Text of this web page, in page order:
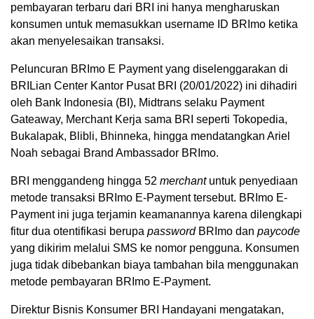
pembayaran terbaru dari BRI ini hanya mengharuskan
konsumen untuk memasukkan username ID BRImo ketika
akan menyelesaikan transaksi.
Peluncuran BRImo E Payment yang diselenggarakan di
BRILian Center Kantor Pusat BRI (20/01/2022) ini dihadiri
oleh Bank Indonesia (BI), Midtrans selaku Payment
Gateaway, Merchant Kerja sama BRI seperti Tokopedia,
Bukalapak, Blibli, Bhinneka, hingga mendatangkan Ariel
Noah sebagai Brand Ambassador BRImo.
BRI menggandeng hingga 52 merchant untuk penyediaan
metode transaksi BRImo E-Payment tersebut. BRImo E-
Payment ini juga terjamin keamanannya karena dilengkapi
fitur dua otentifikasi berupa passwordBRImo dan paycode
yang dikirim melalui SMS ke nomor pengguna. Konsumen
juga tidak dibebankan biaya tambahan bila menggunakan
metode pembayaran BRImo E-Payment.
Direktur Bisnis Konsumer BRI Handayani mengatakan,